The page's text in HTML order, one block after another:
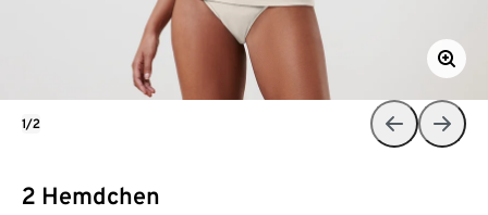
2 Hemdchen
1/2